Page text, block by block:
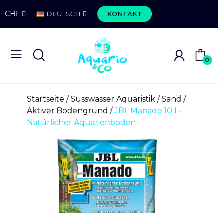
CHF DEUTSCH KONTAKT
0
Startseite Süsswasser Aquaristik
Sand
Aktiver Bodengrund
JBL Manado 10 L-
Natürlicher Aquarienboden